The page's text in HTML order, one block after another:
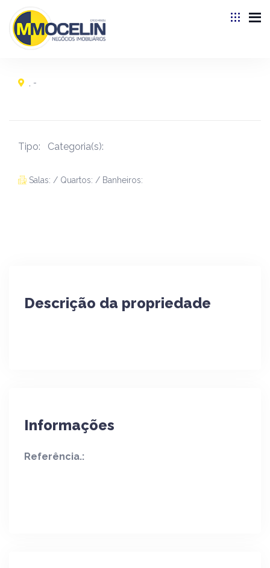
, -
Tipo: Categoria(s):
Salas: / Quartos: / Banheiros:
Descrição da propriedade
Informações
Referência.: